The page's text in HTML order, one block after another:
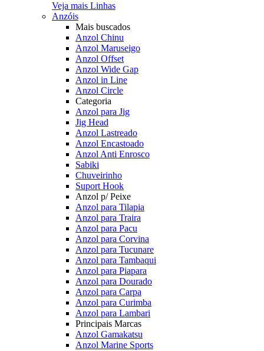
Veja mais Linhas
Anzóis
Mais buscados
Anzol Chinu
Anzol Maruseigo
Anzol Offset
Anzol Wide Gap
Anzol in Line
Anzol Circle
Categoria
Anzol para Jig
Jig Head
Anzol Lastreado
Anzol Encastoado
Anzol Anti Enrosco
Sabiki
Chuveirinho
Suport Hook
Anzol p/ Peixe
Anzol para Tilapia
Anzol para Traira
Anzol para Pacu
Anzol para Corvina
Anzol para Tucunare
Anzol para Tambaqui
Anzol para Piapara
Anzol para Dourado
Anzol para Carpa
Anzol para Curimba
Anzol para Lambari
Principais Marcas
Anzol Gamakatsu
Anzol Marine Sports